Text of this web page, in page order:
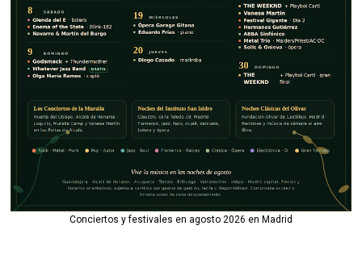
Conciertos y festivales en agosto 2026 en Madrid